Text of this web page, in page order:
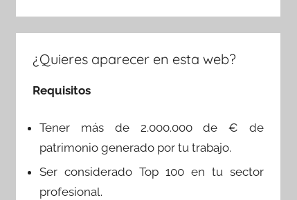
¿Quieres aparecer en esta web?
Requisitos
Tener más de 2.000.000 de € de
patrimonio generado por tu trabajo.
Ser considerado Top 100 en tu sector
profesional.